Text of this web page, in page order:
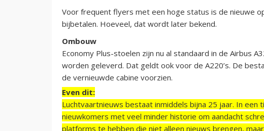
Voor frequent flyers met een hoge status is de nieuwe
bijbetalen. Hoeveel, dat wordt later bekend.
Ombouw
Economy Plus-stoelen zijn nu al standaard in de Airbus
worden geleverd. Dat geldt ook voor de A220’s. De
de vernieuwde cabine voorzien.
Even dit:
Luchtvaartnieuws bestaat inmiddels bijna 25 jaar. In een
nieuwkomers met veel minder historie om aandacht
platforms te hebben die niet alleen nieuws brengen,